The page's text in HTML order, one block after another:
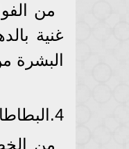
غنية
البشرة
4.البطاطا
من